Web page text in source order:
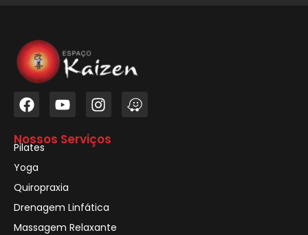
Nossos Serviços
Pilates
Yoga
Quiropraxia
Drenagem Linfática
Massagem Relaxante